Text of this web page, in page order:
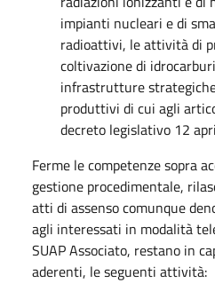
impianti nucleari e di
radioattivi, le attività di
coltivazione di
infrastrutture
produttivi di cui agli
decreto legislativo 12
Ferme le competenze sopra
gestione procedimentale,
atti di assenso comunque
agli interessati in modalità
SUAP Associato, restano in
aderenti, le seguenti attività: